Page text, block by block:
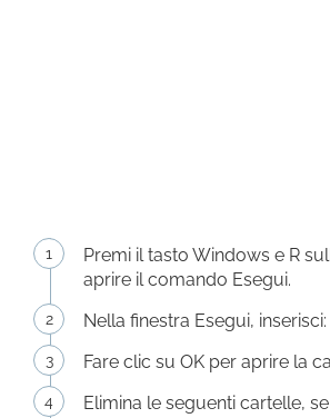
Premi il tasto Windows e R
aprire il comando Esegui.
Nella finestra Esegui, inserisci:
Fare clic su OK per aprire la
Elimina le seguenti cartelle, se